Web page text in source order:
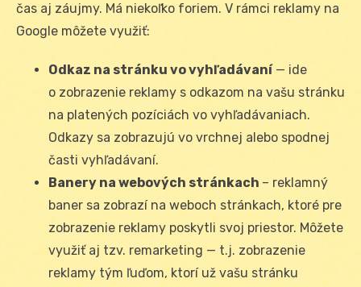
čas aj záujmy. Má niekoľko foriem. V rámci reklamy na
Google môžete využiť:
Odkaz na stránku vo vyhľadávaní— ide
o zobrazenie reklamy s odkazom na vašu stránku
na platených pozíciách vo vyhľadávaniach.
Odkazy sa zobrazujú vo vrchnej alebo spodnej
časti vyhľadávaní.
Banery na webových stránkach – reklamný
baner sa zobrazí na weboch stránkach, ktoré pre
zobrazenie reklamy poskytli svoj priestor. Môžete
využiť aj tzv. remarketing — t.j. zobrazenie
reklamy tým ľuďom, ktorí už vašu stránku